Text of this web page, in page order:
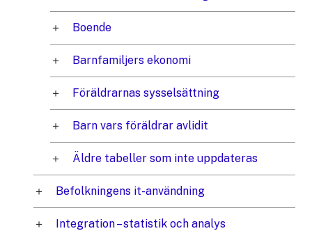
Boende
Barnfamiljers ekonomi
Föräldrarnas sysselsättning
Barn vars föräldrar avlidit
Äldre tabeller som inte uppdateras
Befolkningens it-användning
Integration – statistik och analys